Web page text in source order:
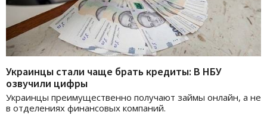
Украинцы стали чаще брать кредиты: В НБУ
озвучили цифры
Украинцы преимущественно получают займы онлайн, а не
в отделениях финансовых компаний.